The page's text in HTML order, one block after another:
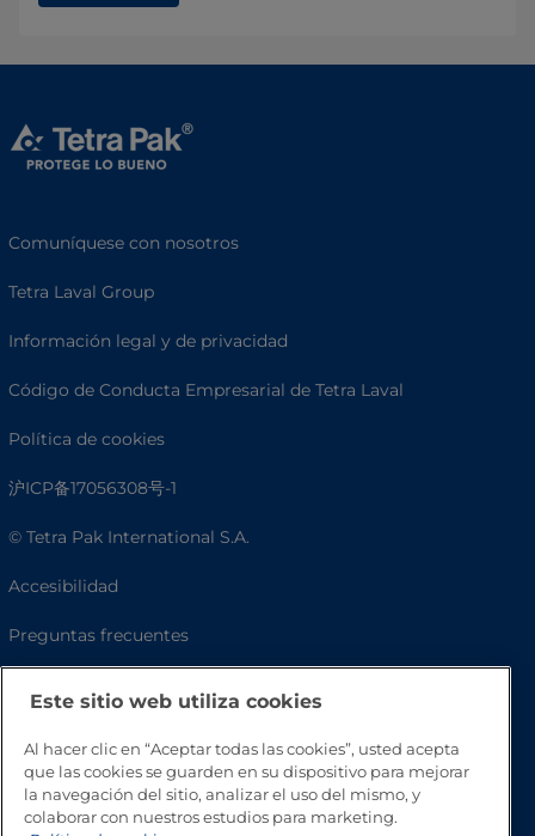
Comuníquese con nosotros
Tetra Laval Group
Información legal y de privacidad
Código de Conducta Empresarial de Tetra Laval
Política de cookies
沪ICP备17056308号-1
© Tetra Pak International S.A.
Accesibilidad
Preguntas frecuentes
Este sitio web utiliza cookies
Al hacer clic en “Aceptar todas las cookies”, usted acepta
que las cookies se guarden en su dispositivo para mejorar
la navegación del sitio, analizar el uso del mismo, y
colaborar con nuestros estudios para marketing.